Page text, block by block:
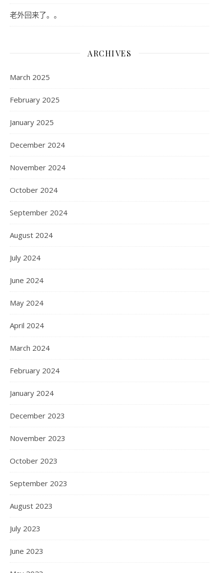
老外回来了。。
ARCHIVES
March 2025
February 2025
January 2025
December 2024
November 2024
October 2024
September 2024
August 2024
July 2024
June 2024
May 2024
April 2024
March 2024
February 2024
January 2024
December 2023
November 2023
October 2023
September 2023
August 2023
July 2023
June 2023